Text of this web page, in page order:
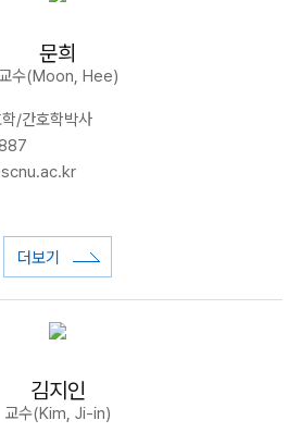
문희
교수(Moon, Hee)
/간호학박사
더보기
김지인
교수(Kim, Ji-in)